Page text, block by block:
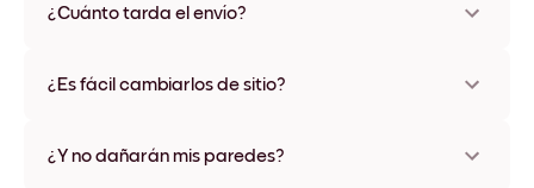
varios materiales y colores de marco, incluidas opciones sin
¿Cuánto tarda el envío?
disponibles en algunos países. Te enviaremos un número de
¿Es fácil cambiarlos de sitio?
ningún daño
¿Y no dañarán mis paredes?